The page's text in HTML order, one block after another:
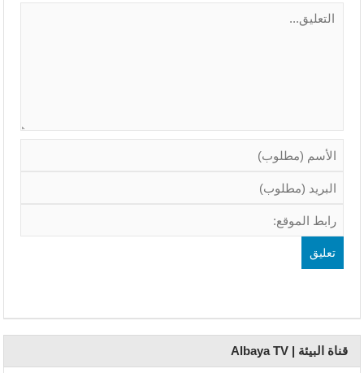
قناة البيئة | Albaya TV